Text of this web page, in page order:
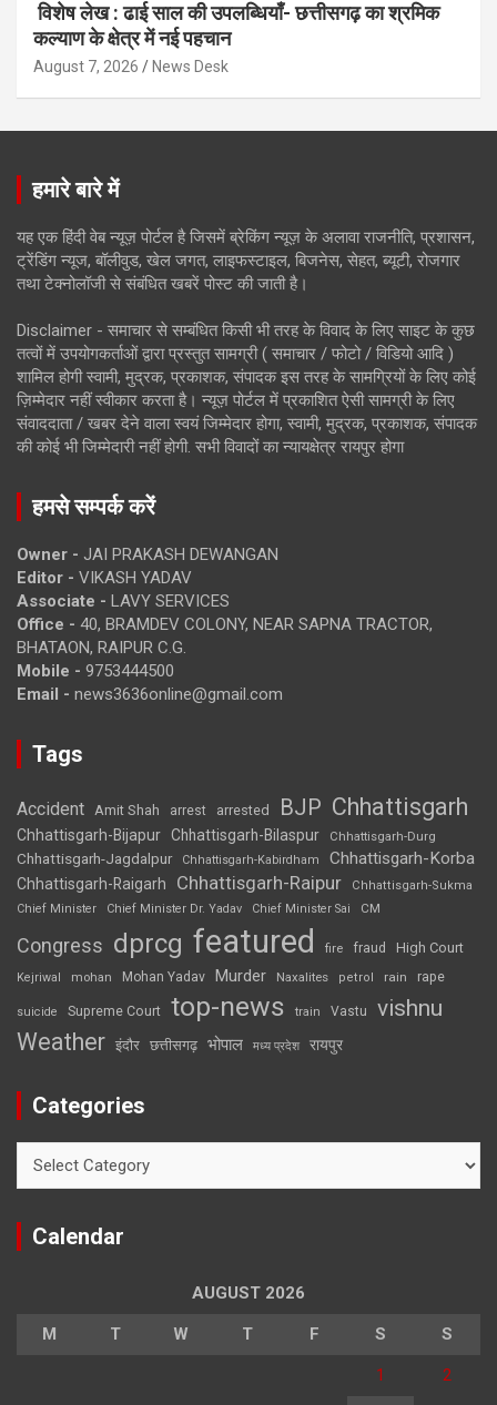
विशेष लेख : ढाई साल की उपलब्धियाँ- छत्तीसगढ़ का श्रमिक
कल्याण के क्षेत्र में नई पहचान
August 7, 2026 News Desk
हमारे बारे में
यह एक हिंदी वेब न्यूज़ पोर्टल है जिसमें ब्रेकिंग न्यूज़ के अलावा राजनीति, प्रशासन,
ट्रेंडिंग न्यूज, बॉलीवुड, खेल जगत, लाइफस्टाइल, बिजनेस, सेहत, ब्यूटी, रोजगार
तथा टेक्नोलॉजी से संबंधित खबरें पोस्ट की जाती है।
Disclaimer - समाचार से सम्बंधित किसी भी तरह के विवाद के लिए साइट के कुछ
तत्वों में उपयोगकर्ताओं द्वारा प्रस्तुत सामग्री ( समाचार / फोटो / विडियो आदि )
शामिल होगी स्वामी, मुद्रक, प्रकाशक, संपादक इस तरह के सामग्रियों के लिए कोई
ज़िम्मेदार नहीं स्वीकार करता है। न्यूज़ पोर्टल में प्रकाशित ऐसी सामग्री के लिए
संवाददाता / खबर देने वाला स्वयं जिम्मेदार होगा, स्वामी, मुद्रक, प्रकाशक, संपादक
की कोई भी जिम्मेदारी नहीं होगी. सभी विवादों का न्यायक्षेत्र रायपुर होगा
हमसे सम्पर्क करें
Owner - JAI PRAKASH DEWANGAN
Editor - VIKASH YADAV
Associate - LAVY SERVICES
Office - 40, BRAMDEV COLONY, NEAR SAPNA TRACTOR,
BHATAON, RAIPUR C.G.
Mobile - 9753444500
Email - news3636online@gmail.com
Tags
Accident Amit Shah arrest arrested BJP Chhattisgarh
Chhattisgarh-Bijapur Chhattisgarh-Bilaspur Chhattisgarh-Durg
Chhattisgarh-Jagdalpur Chhattisgarh-Kabirdham Chhattisgarh-Korba
Chhattisgarh-Raigarh Chhattisgarh-Raipur
Chhattisgarh-Sukma
Chief Minister
Chief Minister Dr. Yadav Chief Minister Sai CM
Congress dprcg featured fire fraud High Court
Kejriwal mohan Mohan Yadav Murder Naxalites petrol rain rape
suicide Supreme Court top-news train Vastu vishnu
Weather इंदौर छत्तीसगढ़ भोपाल मध्य प्रदेश रायपुर
Categories
Calendar
AUGUST 2026
M T W T F S S
1 2